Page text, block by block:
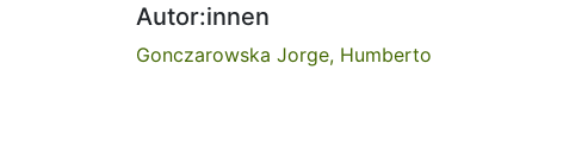
Autor:innen
Gonczarowska Jorge, Humberto